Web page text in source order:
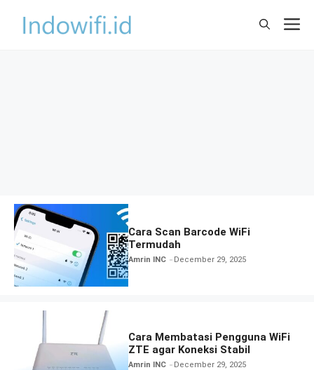
Cara Scan Barcode WiFi
Termudah
Amrin INC December 29, 2025
Cara Membatasi Pengguna WiFi
ZTE agar Koneksi Stabil
Amrin INC December 29, 2025